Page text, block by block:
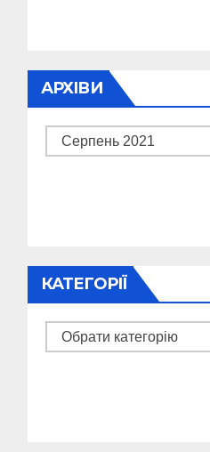
АРХІВИ
Архіви
КАТЕГОРІЇ
Категорії